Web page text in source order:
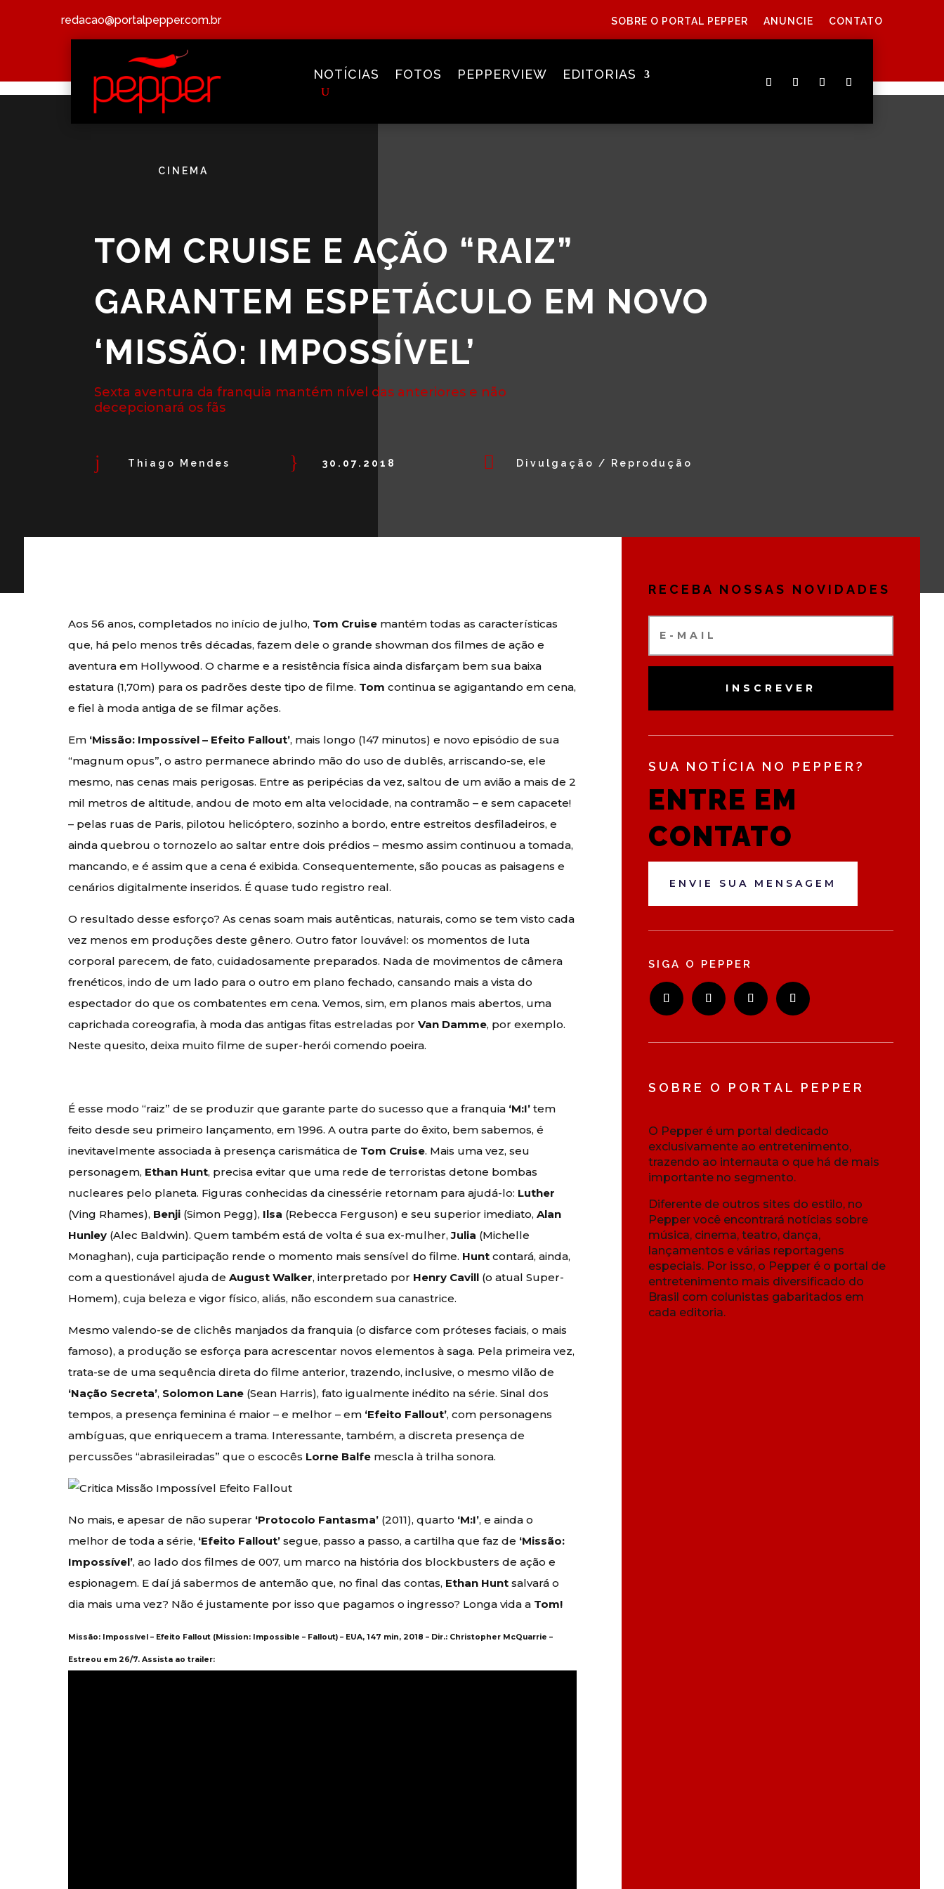
redacao@portalpepper.com.br SOBRE O PORTAL PEPPER ANUNCIE CONTATO
NOTÍCIAS FOTOS PEPPERVIEW EDITORIAS
CINEMA
TOM CRUISE E AÇÃO “RAIZ”
GARANTEM ESPETÁCULO EM NOVO
‘MISSÃO: IMPOSSÍVEL’
Sexta aventura da franquia mantém nível das anteriores e não
decepcionará os fãs
j Thiago Mendes } 30.07.2018  Divulgação / Reprodução
Aos 56 anos, completados no início de julho, Tom Cruise mantém todas as características
que, há pelo menos três décadas, fazem dele o grande showman dos filmes de ação e
aventura em Hollywood. O charme e a resistência física ainda disfarçam bem sua baixa
estatura (1,70m) para os padrões deste tipo de filme. Tom continua se agigantando em cena,
e fiel à moda antiga de se filmar ações.
Em ‘Missão: Impossível – Efeito Fallout’, mais longo (147 minutos) e novo episódio de sua
“magnum opus”, o astro permanece abrindo mão do uso de dublês, arriscando-se, ele
mesmo, nas cenas mais perigosas. Entre as peripécias da vez, saltou de um avião a mais de 2
mil metros de altitude, andou de moto em alta velocidade, na contramão – e sem capacete!
– pelas ruas de Paris, pilotou helicóptero, sozinho a bordo, entre estreitos desfiladeiros, e
ainda quebrou o tornozelo ao saltar entre dois prédios – mesmo assim continuou a tomada,
mancando, e é assim que a cena é exibida. Consequentemente, são poucas as paisagens e
cenários digitalmente inseridos. É quase tudo registro real.
O resultado desse esforço? As cenas soam mais autênticas, naturais, como se tem visto cada
vez menos em produções deste gênero. Outro fator louvável: os momentos de luta
corporal parecem, de fato, cuidadosamente preparados. Nada de movimentos de câmera
frenéticos, indo de um lado para o outro em plano fechado, cansando mais a vista do
espectador do que os combatentes em cena. Vemos, sim, em planos mais abertos, uma
caprichada coreografia, à moda das antigas fitas estreladas porVan Damme, por exemplo.
Neste quesito, deixa muito filme de super-herói comendo poeira.
É esse modo “raiz” de se produzir que garante parte do sucesso que a franquia ‘M:I’ tem
feito desde seu primeiro lançamento, em 1996. A outra parte do êxito, bem sabemos, é
inevitavelmente associada à presença carismática de Tom Cruise. Mais uma vez, seu
personagem, Ethan Hunt, precisa evitar que uma rede de terroristas detone bombas
nucleares pelo planeta. Figuras conhecidas da cinessérie retornam para ajudá-lo: Luther
(Ving Rhames), Benji (Simon Pegg), Ilsa (Rebecca Ferguson) e seu superior imediato,Alan
Hunley (Alec Baldwin). Quem também está de volta é sua ex-mulher,Julia (Michelle
Monaghan), cuja participação rende o momento mais sensível do filme. Hunt contará, ainda,
com a questionável ajuda deAugust Walker, interpretado por Henry Cavill (o atual Super-
Homem), cuja beleza e vigor físico, aliás, não escondem sua canastrice.
Mesmo valendo-se de clichês manjados da franquia (o disfarce com próteses faciais, o mais
famoso), a produção se esforça para acrescentar novos elementos à saga. Pela primeira vez,
trata-se de uma sequência direta do filme anterior, trazendo, inclusive, o mesmo vilão de
‘Nação Secreta’, Solomon Lane (Sean Harris), fato igualmente inédito na série. Sinal dos
tempos, a presença feminina é maior – e melhor – em ‘Efeito Fallout’, com personagens
ambíguas, que enriquecem a trama. Interessante, também, a discreta presença de
percussões “abrasileiradas” que o escocês Lorne Balfe mescla à trilha sonora.
No mais, e apesar de não superar ‘Protocolo Fantasma’ (2011), quarto ‘M:I’, e ainda o
melhor de toda a série, ‘Efeito Fallout’ segue, passo a passo, a cartilha que faz de ‘Missão:
Impossível’, ao lado dos filmes de 007, um marco na história dos blockbusters de ação e
espionagem. E daí já sabermos de antemão que, no final das contas, Ethan Hunt salvará o
dia mais uma vez? Não é justamente por isso que pagamos o ingresso? Longa vida a Tom!
Missão: Impossível – Efeito Fallout (Mission: Impossible – Fallout) – EUA, 147 min, 2018 – Dir.: Christopher McQuarrie –
Estreou em 26/7. Assista ao trailer:
RECEBA NOSSAS NOVIDADES
INSCREVER
SUA NOTÍCIA NO PEPPER?
ENTRE EM
CONTATO
ENVIE SUA MENSAGEM
SIGA O PEPPER
SOBRE O PORTAL PEPPER
O Pepper é um portal dedicado
exclusivamente ao entretenimento,
trazendo ao internauta o que há de mais
importante no segmento.
Diferente de outros sites do estilo, no
Pepper você encontrará notícias sobre
música, cinema, teatro, dança,
lançamentos e várias reportagens
especiais. Por isso, o Pepper é o portal de
entretenimento mais diversificado do
Brasil com colunistas gabaritados em
cada editoria.